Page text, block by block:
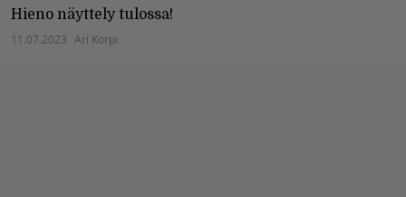
Hieno näyttely tulossa!
11.07.2023 Ari Korpi